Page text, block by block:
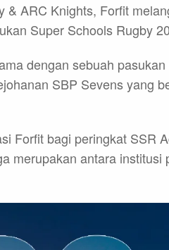
& ARC Knights, Forfit
Super Schools Rugby
dengan sebuah
SBP Sevens yang
Forfit bagi peringkat SSR
merupakan antara institusi